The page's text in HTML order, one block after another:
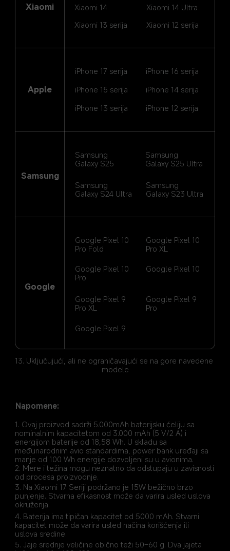
Xiaomi Xiaomi 14
Xiaomi 14 Ultra
Xiaomi 13 serija
Xiaomi 12 serija
iPhone 17 serija iPhone 16 serija
Apple iPhone 15 serija
iPhone 14 serija
iPhone 13 serija
iPhone 12 serija
Samsung
Galaxy S25
Samsung
Galaxy S25 Ultra
Samsung
Samsung
Galaxy S24 Ultra
Samsung
Galaxy S23 Ultra
Google Pixel 10
Pro Fold
Google Pixel 10
Pro XL
Google Pixel 10
Pro
Google Pixel 10
Google
Google Pixel 9
Pro XL
Google Pixel 9
Pro
Google Pixel 9
13. Uključujući, ali ne ograničavajući se na gore navedene
modele
Napomene:
1. Ovaj proizvod sadrži 5.000mAh baterijsku ćeliju sa
nominalnim kapacitetom od 3.000 mAh (5 V/2 A) i
energijom baterije od 18,58 Wh. U skladu sa
međunarodnim avio standardima, power bank uređaji sa
manje od 100 Wh energije dozvoljeni su u avionima.
2. Mere i težina mogu neznatno da odstupaju u zavisnosti
od procesa proizvodnje.
3. Na Xiaomi 17 Seriji podržano je 15W bežično brzo
punjenje. Stvarna efikasnost može da varira usled uslova
okruženja.
4. Baterija ima tipičan kapacitet od 5000 mAh. Stvarni
kapacitet može da varira usled načina korišćenja ili
uslova sredine.
5. Jaje srednje veličine obično teži 50–60 g. Dva jajeta